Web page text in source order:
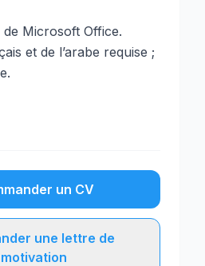
Microsoft Office.
et de l’arabe requise ;
un CV
une lettre de
motivation